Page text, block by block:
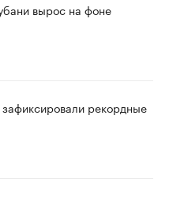
вырос на фоне
рекордные